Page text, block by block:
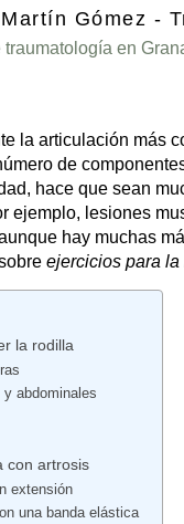
Gómez -
en
la articulación más
de
hace que sean
ejemplo, lesiones
hay muchas
ejercicios para la
la rodilla
y abdominales
con artrosis
extensión
una banda elástica